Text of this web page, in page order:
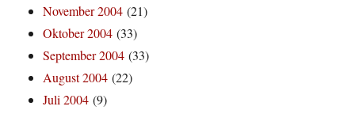
November 2004 (21)
Oktober 2004 (33)
September 2004 (33)
August 2004 (22)
Juli 2004 (9)